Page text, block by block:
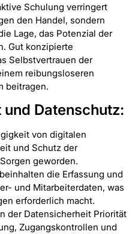
Schulung verringert
den Handel, sondern
Lage, das Potenzial der
Gut konzipierte
Selbstvertrauen der
reibungsloseren
beitragen.
Datenschutz:
von digitalen
und Schutz der
geworden.
die Erfassung und
und Mitarbeiterdaten, was
erforderlich macht.
der Datensicherheit Priorität
Zugangskontrollen und